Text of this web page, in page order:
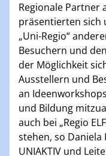
Regionale Partner
präsentierten sich
„Uni-Regio“
Besuchern und
der Möglichkeit
Ausstellern und
an
und Bildung
auch bei „Regio
stehen, so
UNIAKTIV und